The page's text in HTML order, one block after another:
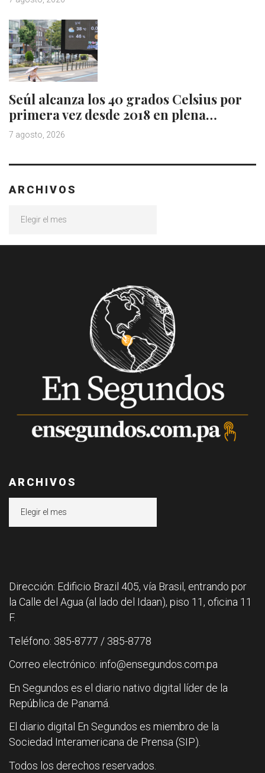
Seúl alcanza los 40 grados Celsius por
primera vez desde 2018 en plena…
7 agosto, 2026
ARCHIVOS
ARCHIVOS
Dirección: Edificio Brazil 405, vía Brasil, entrando por
la Calle del Agua (al lado del Idaan), piso 11, oficina 11
F.
Teléfono: 385-8777 / 385-8778
Correo electrónico: info@ensegundos.com.pa
En Segundos es el diario nativo digital líder de la
República de Panamá.
El diario digital En Segundos es miembro de la
Sociedad Interamericana de Prensa (SIP).
Todos los derechos reservados.